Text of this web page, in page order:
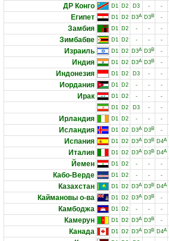
ДР Конго D1 D2 D3 - -
Египет D1 D2 D3A D3B -
Замбия D1 D2 - - -
Зимбабве D1 D2 - - -
Израиль D1 D2 D3A D3B -
Индия D1 D2 D3A D3B -
Индонезия D1 D2 D3 - -
Иордания D1 D2 - - -
Ирак D1 D2 - - -
D1 D2 D3 - -
Ирландия D1 D2 - - -
Исландия D1 D2 D3A D3B -
Испания D1 D2 D3A D3B D4A
Италия D1 D2 D3A D3B D4A
Йемен D1 D2 - - -
Кабо-Верде D1 D2 - - -
Казахстан D1 D2 D3A D3B D4A
Каймановы о-ва D1 D2 D3A D3B -
Камбоджа D1 D2 - - -
Камерун D1 D2 D3A D3B -
Канада D1 D2 D3A D3B D4A